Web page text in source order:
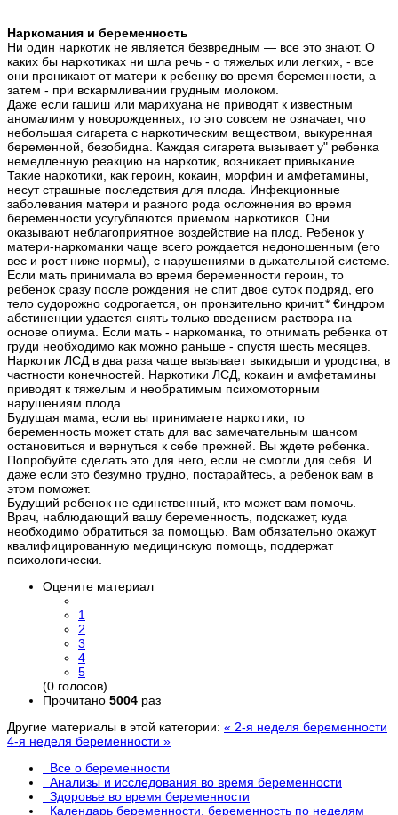
Наркомания и беременность
Ни один наркотик не является безвредным — все это знают. О
каких бы наркотиках ни шла речь - о тяжелых или легких, - все
они проникают от матери к ребенку во время беременности, а
затем - при вскармливании грудным молоком.
Даже если гашиш или марихуана не приводят к известным
аномалиям у новорожденных, то это совсем не означает, что
небольшая сигарета с наркотическим веществом, выкуренная
беременной, безобидна. Каждая сигарета вызывает у" ребенка
немедленную реакцию на наркотик, возникает привыкание.
Такие наркотики, как героин, кокаин, морфин и амфетамины,
несут страшные последствия для плода. Инфекционные
заболевания матери и разного рода осложнения во время
беременности усугубляются приемом наркотиков. Они
оказывают неблагоприятное воздействие на плод. Ребенок у
матери-наркоманки чаще всего рождается недоношенным (его
вес и рост ниже нормы), с нарушениями в дыхательной системе.
Если мать принимала во время беременности героин, то
ребенок сразу после рождения не спит двое суток подряд, его
тело судорожно содрогается, он пронзительно кричит.* €индром
абстиненции удается снять только введением раствора на
основе опиума. Если мать - наркоманка, то отнимать ребенка от
груди необходимо как можно раньше - спустя шесть месяцев.
Наркотик ЛСД в два раза чаще вызывает выкидыши и уродства, в
частности конечностей. Наркотики ЛСД, кокаин и амфетамины
приводят к тяжелым и необратимым психомоторным
нарушениям плода.
Будущая мама, если вы принимаете наркотики, то
беременность может стать для вас замечательным шансом
остановиться и вернуться к себе прежней. Вы ждете ребенка.
Попробуйте сделать это для него, если не смогли для себя. И
даже если это безумно трудно, постарайтесь, а ребенок вам в
этом поможет.
Будущий ребенок не единственный, кто может вам помочь.
Врач, наблюдающий вашу беременность, подскажет, куда
необходимо обратиться за помощью. Вам обязательно окажут
квалифицированную медицинскую помощь, поддержат
психологически.
Оцените материал
1
2
3
4
5
(0 голосов)
Прочитано 5004 раз
Другие материалы в этой категории: « 2-я неделя беременности
4-я неделя беременности »
Все о беременности
Анализы и исследования во время беременности
Здоровье во время беременности
Календарь беременности, беременность по неделям